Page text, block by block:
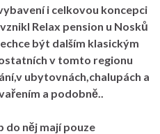
i celkovou koncepci
Relax pension u Nosků
být dalším klasickým
v tomto regionu
ubytovnách,chalupách a
a podobně..
do něj mají pouze